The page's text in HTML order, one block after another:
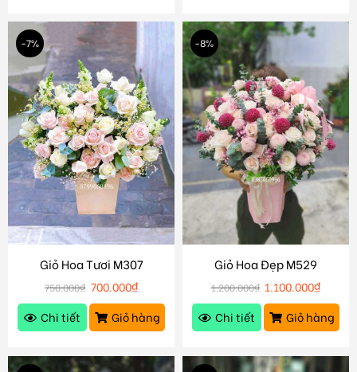
-7%
Giỏ Hoa Tươi M307
750.000₫ 700.000₫
Chi tiết
Giỏ hàng
-8%
Giỏ Hoa Đẹp M529
1.200.000₫ 1.100.000₫
Chi tiết
Giỏ hàng